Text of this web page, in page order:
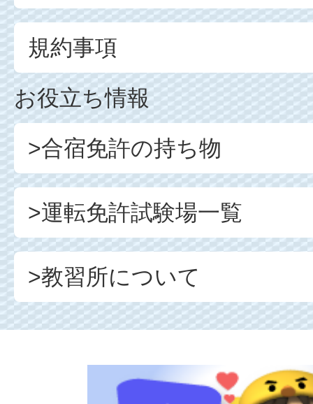
規約事項
お役立ち情報
>合宿免許の持ち物
>運転免許試験場一覧
>教習所について